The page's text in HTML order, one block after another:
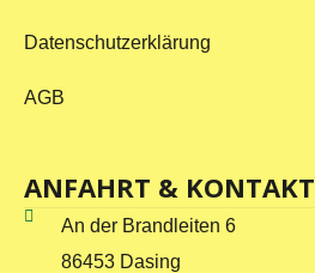
Datenschutzerklärung
AGB
ANFAHRT & KONTAKT
An der Brandleiten 6
86453 Dasing